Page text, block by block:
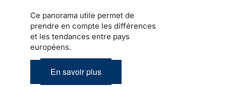
Ce panorama utile permet de
prendre en compte les différences
et les tendances entre pays
européens.
En savoir plus